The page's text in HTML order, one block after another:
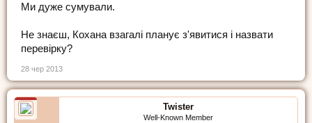
Ми дуже сумували.
Не знаєш, Кохана взагалі планує з'явитися і назвати
перевірку?
28 чер 2013
Twister
Well-Known Member